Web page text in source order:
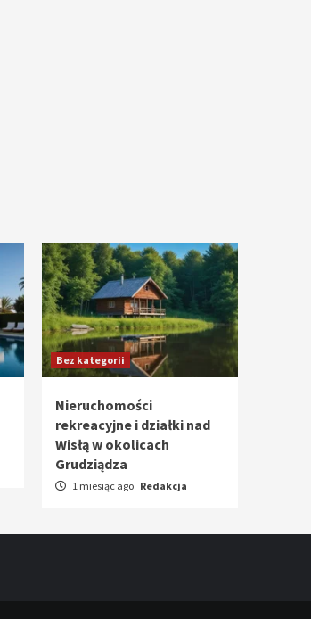
Bez kategorii
Nieruchomości
rekreacyjne i działki nad
Wisłą w okolicach
Grudziądza
1 miesiąc ago Redakcja